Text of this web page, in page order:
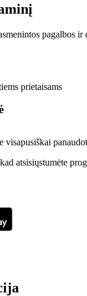
pagalbos
prietaisams
visapusiškai
atsisiųstumėte